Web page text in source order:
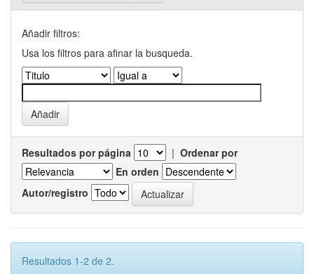
Añadir filtros:
Usa los filtros para afinar la busqueda.
Resultados por página | Ordenar por
En orden
Autor/registro
Resultados 1-2 de 2.